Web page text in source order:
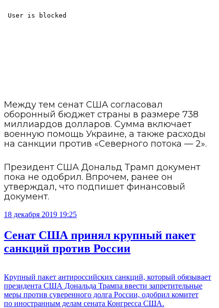
Между тем сенат США согласовал
оборонный бюджет страны в размере 738
миллиардов долларов. Сумма включает
военную помощь Украине, а также расходы
на санкции против «Северного потока — 2».
Президент США Дональд Трамп документ
пока не одобрил. Впрочем, ранее он
утверждал, что подпишет финансовый
документ.
18 декабря 2019 19:25
Сенат США принял крупный пакет
санкций против России
Крупный пакет антироссийских санкций, который обязывает
президента США Дональда Трампа ввести запретительные
меры против суверенного долга России, одобрил комитет
по иностранным делам сената Конгресса США.